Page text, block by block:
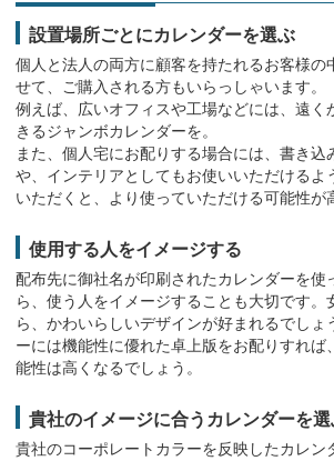
3ヶ月・3
ンダー★★★
もらったら
カラージャ
昨年まで購
8月4日
兵庫県
NA-106 ふる里紀行
100冊 276,800円
8月4日
兵庫県
TD-136 ダイアリ― B6･1週間
200冊 276,800円
8月4日
東京都
NK-513 卓上 彩(いろどり)和風文字
150冊 151,800円
8月4日
YK-1074 A2 3色数字月表
120冊 151,800円
設置場所ごとにカレンダーを選ぶ
個人と法人の両方に顧客を持たれるお客様の
せて、ご購入される方もいらっしゃいます。
例えば、広いオフィスや工場などには、遠く
きるジャンボカレンダーを。
また、個人宅にお配りする場合には、書き込
や、インテリアとしてもお使いいただけるよ
いただくと、より使っていただける可能性が
使用する人をイメージする
配布先に御社名が印刷されたカレンダーを使
ら、使う人をイメージすることも大切です。
ら、かわいらしいデザインが好まれるでしょ
ーには機能性に優れた卓上版をお配りすれば
能性は高くなるでしょう。
貴社のイメージに合うカレンダーを選
貴社のコーポレートカラーを反映したカレン